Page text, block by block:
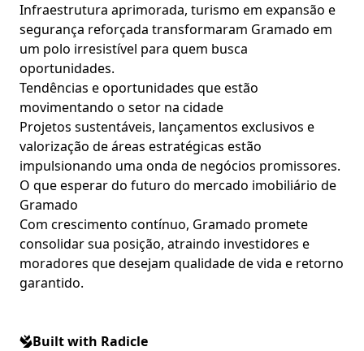
Infraestrutura aprimorada, turismo em expansão e
segurança reforçada transformaram Gramado em
um polo irresistível para quem busca
oportunidades.
Tendências e oportunidades que estão
movimentando o setor na cidade
Projetos sustentáveis, lançamentos exclusivos e
valorização de áreas estratégicas estão
impulsionando uma onda de negócios promissores.
O que esperar do futuro do mercado imobiliário de
Gramado
Com crescimento contínuo, Gramado promete
consolidar sua posição, atraindo investidores e
moradores que desejam qualidade de vida e retorno
garantido.
Built with Radicle